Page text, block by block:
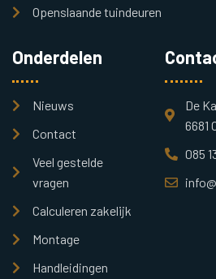
Openslaande tuindeuren
Onderdelen
Nieuws
Contact
Veel gestelde
vragen
Calculeren zakelijk
Montage
Handleidingen
De
6681
085